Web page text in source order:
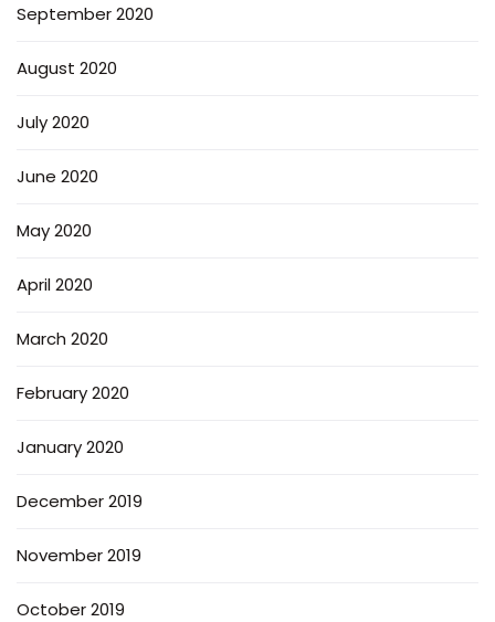
September 2020
August 2020
July 2020
June 2020
May 2020
April 2020
March 2020
February 2020
January 2020
December 2019
November 2019
October 2019